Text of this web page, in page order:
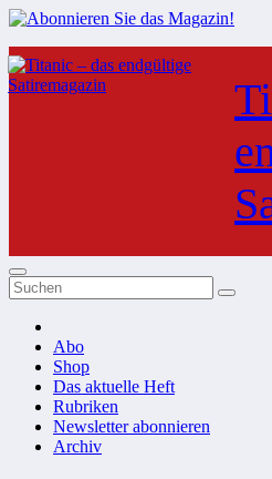
Zum
Inhalt
springen
Abo
Shop
Das aktuelle Heft
Rubriken
Newsletter abonnieren
Archiv